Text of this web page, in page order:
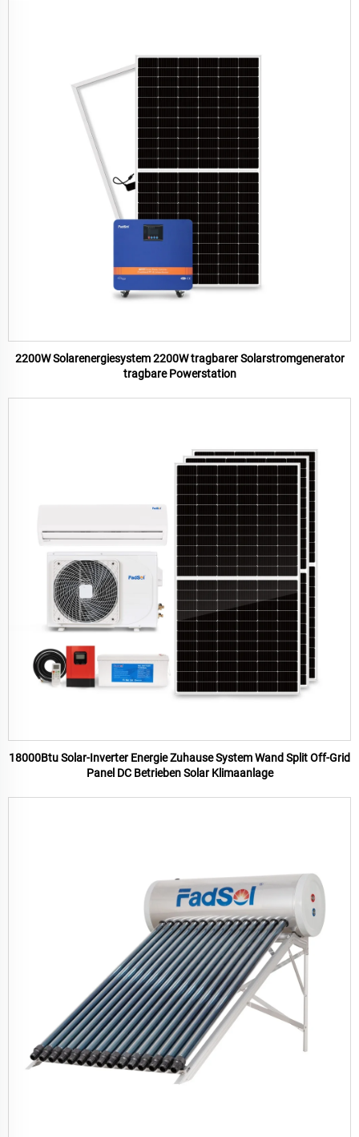
2200W Solarenergiesystem 2200W tragbarer Solarstromgenerator
tragbare Powerstation
18000Btu Solar-Inverter Energie Zuhause System Wand Split Off-Grid
Panel DC Betrieben Solar Klimaanlage